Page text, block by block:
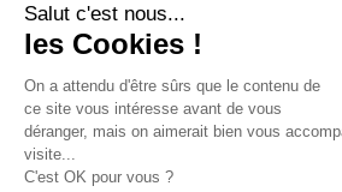
Salut c'est nous...
les Cookies !
On a attendu d'être sûrs que le contenu de
ce site vous intéresse avant de vous
déranger, mais on aimerait bien vous
visite...
C'est OK pour vous ?